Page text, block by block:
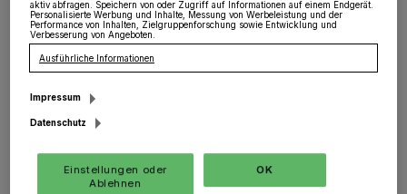
Nizza“ zugleich die Herren-Weltmeisterschaft
im Triathlon ausgetragen wurde. Anderthalb
Jahre hatte sich Schröder hierauf gezielt
vorbereitet; im August trainierte er noch in
Südtirol – insbesondere mit dem Fahrrad.
Schröder, der bereits 2019 auf Hawaii an der
aktiv abfragen. Speichern von oder Zugriff auf Informationen auf einem Endgerät.
Personalisierte Werbung und Inhalte, Messung von Werbeleistung und der
Performance von Inhalten, Zielgruppenforschung sowie Entwicklung und
Verbesserung von Angeboten.
Ausführliche Informationen
Impressum
Datenschutz
Einstellungen oder
Ablehnen
OK